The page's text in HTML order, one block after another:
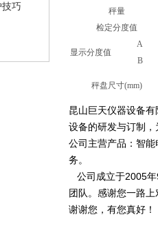
技巧
秤量
检定分度值
显示分度值
A
B
秤盘尺寸(mm)
昆山巨天仪器设备
设备的研发与订制
公司主营产品：智
务。
公司成立于2005年
团队。感谢您一路
谢谢您，有您真好！